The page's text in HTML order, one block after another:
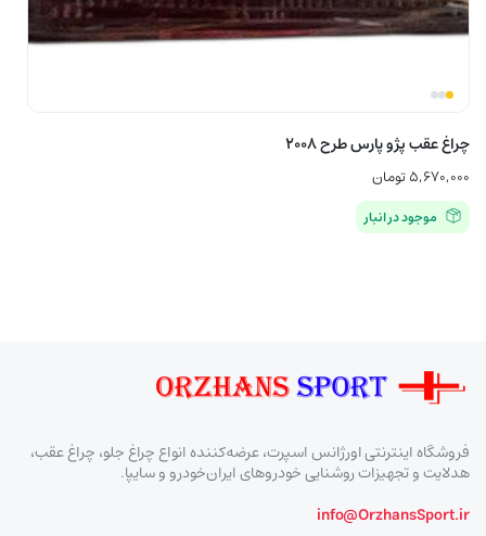
چراغ عقب پژو پارس طرح ۲۰۰۸
۵,۶۷۰,۰۰۰تومان
موجود در انبار
فروشگاه اینترنتی اورژانس اسپرت، عرضه‌کننده انواع چراغ جلو، چراغ عقب،
هدلایت و تجهیزات روشنایی خودروهای ایران‌خودرو و سایپا.
info@OrzhansSport.ir